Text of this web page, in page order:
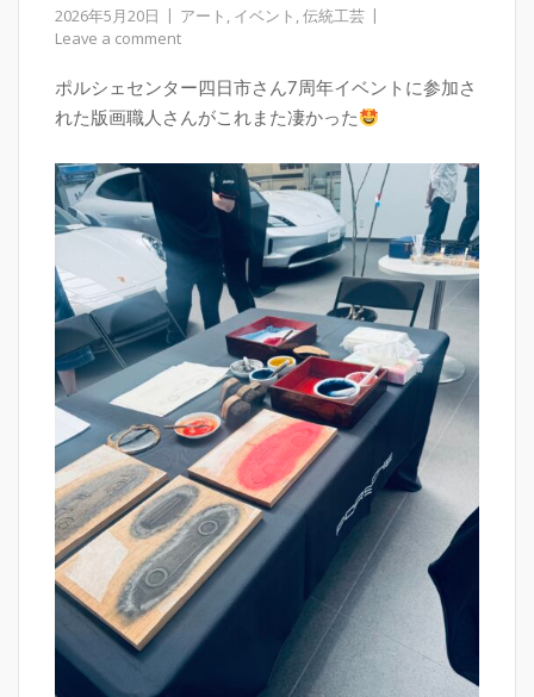
2026年5月20日 アート , イベント ,伝統工芸
Leave a comment
ポルシェセンター四日市さん7周年イベントに参加さ
れた版画職人さんがこれまた凄かった